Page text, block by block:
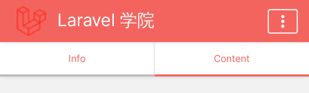
Laravel 学院
Info Content